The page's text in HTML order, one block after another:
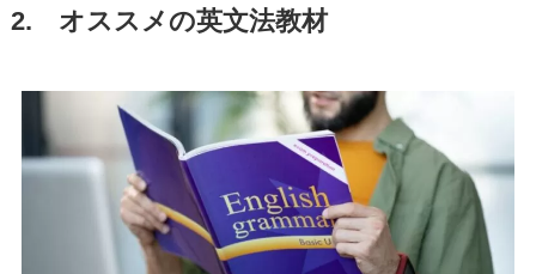
2. オススメの英文法教材